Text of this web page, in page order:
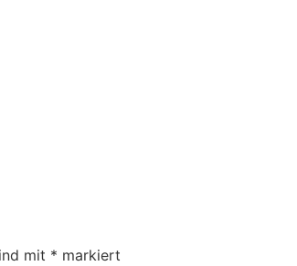
mit * markiert